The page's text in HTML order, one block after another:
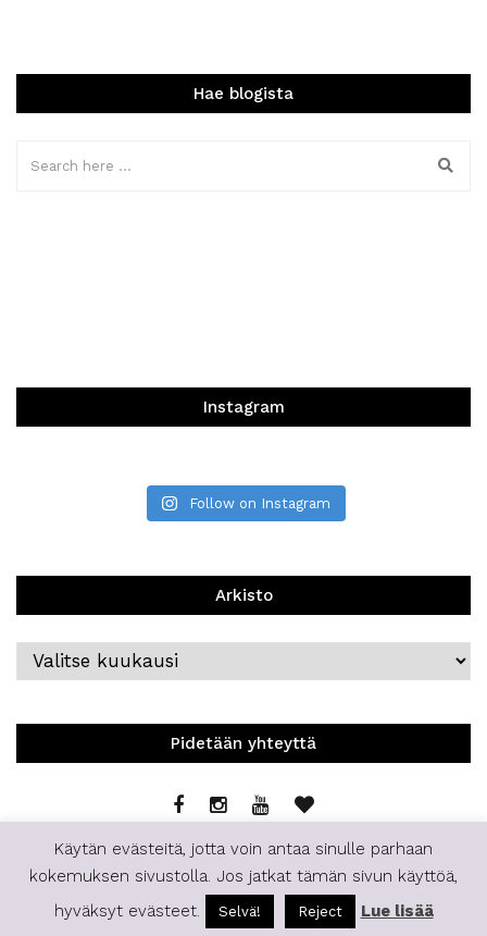
Hae blogista
Instagram
Follow on Instagram
Arkisto
Arkisto
Pidetään yhteyttä
© 2019 | Staffilife | All Rights Reserved.
Käytän evästeitä, jotta voin antaa sinulle parhaan
kokemuksen sivustolla. Jos jatkat tämän sivun käyttöä,
hyväksyt evästeet.
Selvä! Reject Lue lisää